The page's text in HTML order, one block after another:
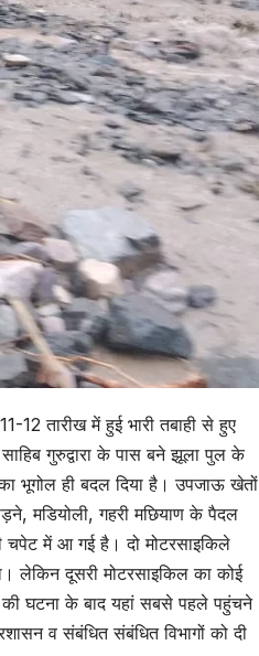
12 तारीख में हुई भारी तबाही से हुए
गुरुद्वारा के पास बने झूला पुल के
भूगोल ही बदल दिया है। उपजाऊ खेतों
मडियोली, गहरी मछियाण के पैदल
चपेट में आ गई है। दो मोटरसाइकिले
लेकिन दूसरी मोटरसाइकिल का कोई
की घटना के बाद यहां सबसे पहले पहुंचने
व संबंधित संबंधित विभागों को दी